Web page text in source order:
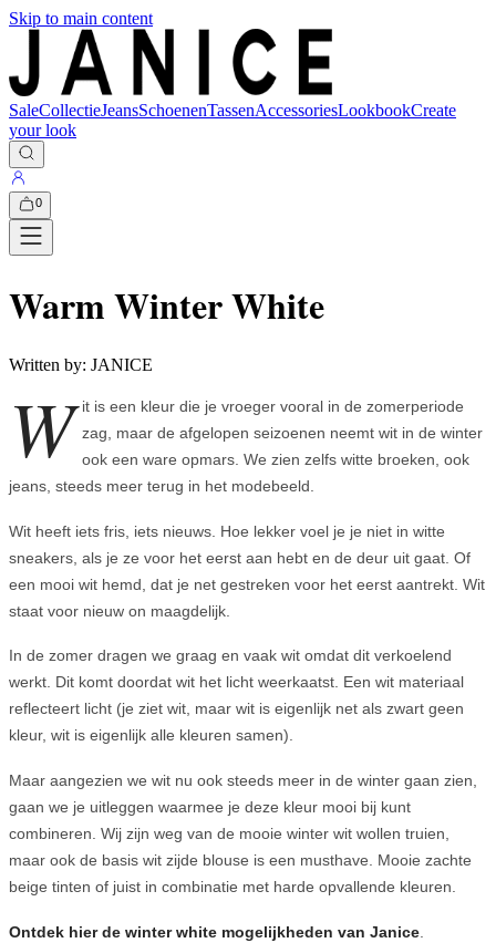
Skip to main content
SaleCollectieJeansSchoenenTassenAccessoriesLookbookCreate
your look
0
Warm Winter White
Written by: JANICE
W it is een kleur die je vroeger vooral in de zomerperiode
zag, maar de afgelopen seizoenen neemt wit in de winter
ook een ware opmars. We zien zelfs witte broeken, ook
jeans, steeds meer terug in het modebeeld.
Wit heeft iets fris, iets nieuws. Hoe lekker voel je je niet in witte
sneakers, als je ze voor het eerst aan hebt en de deur uit gaat. Of
een mooi wit hemd, dat je net gestreken voor het eerst aantrekt. Wit
staat voor nieuw on maagdelijk.
In de zomer dragen we graag en vaak wit omdat dit verkoelend
werkt. Dit komt doordat wit het licht weerkaatst. Een wit materiaal
reflecteert licht (je ziet wit, maar wit is eigenlijk net als zwart geen
kleur, wit is eigenlijk alle kleuren samen).
Maar aangezien we wit nu ook steeds meer in de winter gaan zien,
gaan we je uitleggen waarmee je deze kleur mooi bij kunt
combineren. Wij zijn weg van de mooie winter wit wollen truien,
maar ook de basis wit zijde blouse is een musthave. Mooie zachte
beige tinten of juist in combinatie met harde opvallende kleuren.
Ontdek hier de winter white mogelijkheden van Janice